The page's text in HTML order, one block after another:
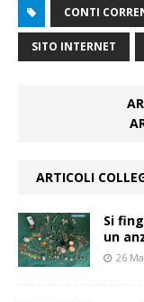
CONTI
SITO INTERNET
ARTICOLI
Si
un
26